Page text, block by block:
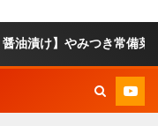
やみつき常備菜！作り置